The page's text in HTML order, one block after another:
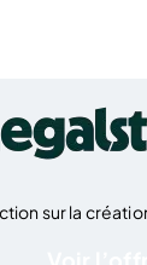
sur la